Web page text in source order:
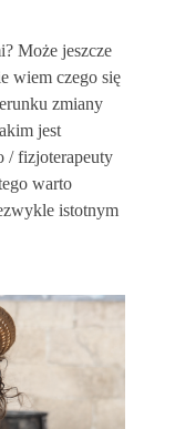
Może jeszcze
wiem czego się
zmiany
jest
/ fizjoterapeuty
warto
istotnym